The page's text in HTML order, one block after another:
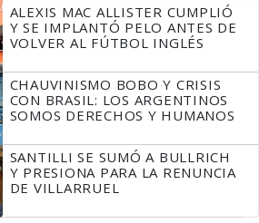
ALEXIS MAC ALLISTER CUMPLIÓ
Y SE IMPLANTÓ PELO ANTES DE
VOLVER AL FÚTBOL INGLÉS
CHAUVINISMO BOBO Y CRISIS
CON BRASIL: LOS ARGENTINOS
SOMOS DERECHOS Y HUMANOS
SANTILLI SE SUMÓ A BULLRICH
Y PRESIONA PARA LA RENUNCIA
DE VILLARRUEL